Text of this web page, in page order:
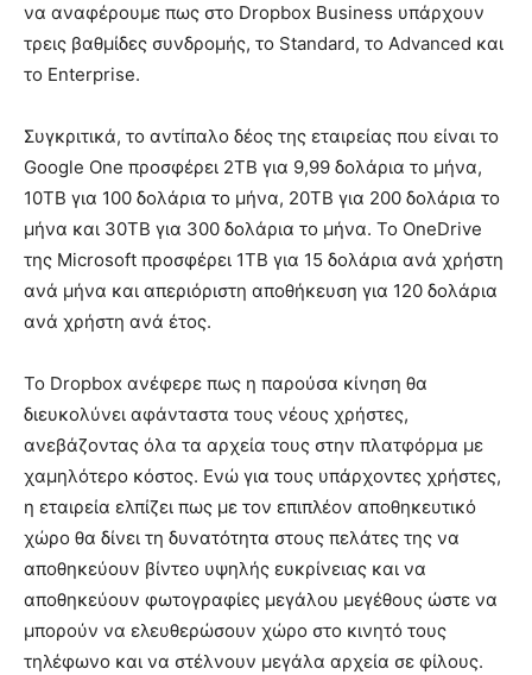
να αναφέρουμε πως στο Dropbox Business υπάρχουν
τρεις βαθμίδες συνδρομής, το Standard, το Advanced και
το Enterprise.
Συγκριτικά, το αντίπαλο δέος της εταιρείας που είναι το
Google One προσφέρει 2TB για 9,99 δολάρια το μήνα,
10TB για 100 δολάρια το μήνα, 20TB για 200 δολάρια το
μήνα και 30TB για 300 δολάρια το μήνα. Το OneDrive
της Microsoft προσφέρει 1TB για 15 δολάρια ανά χρήστη
ανά μήνα και απεριόριστη αποθήκευση για 120 δολάρια
ανά χρήστη ανά έτος.
Το Dropbox ανέφερε πως η παρούσα κίνηση θα
διευκολύνει αφάνταστα τους νέους χρήστες,
ανεβάζοντας όλα τα αρχεία τους στην πλατφόρμα με
χαμηλότερο κόστος. Ενώ για τους υπάρχοντες χρήστες,
η εταιρεία ελπίζει πως με τον επιπλέον αποθηκευτικό
χώρο θα δίνει τη δυνατότητα στους πελάτες της να
αποθηκεύουν βίντεο υψηλής ευκρίνειας και να
αποθηκεύουν φωτογραφίες μεγάλου μεγέθους ώστε να
μπορούν να ελευθερώσουν χώρο στο κινητό τους
τηλέφωνο και να στέλνουν μεγάλα αρχεία σε φίλους.